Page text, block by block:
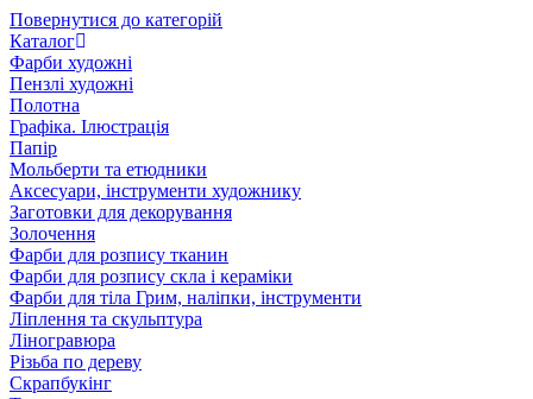
Повернутися до категорій
Каталог
Фарби художні
Пензлі художні
Полотна
Графіка. Ілюстрація
Папір
Мольберти та етюдники
Аксесуари, інструменти художнику
Заготовки для декорування
Золочення
Фарби для розпису тканин
Фарби для розпису скла і кераміки
Фарби для тіла Грим, наліпки, інструменти
Ліплення та скульптура
Ліногравюра
Різьба по дереву
Скрапбукінг